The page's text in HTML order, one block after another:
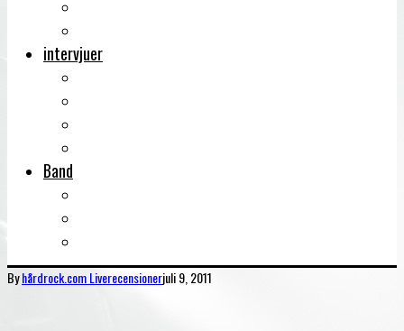
intervjuer
Band
Byhårdrock.comLiverecensionerjuli 9, 2011